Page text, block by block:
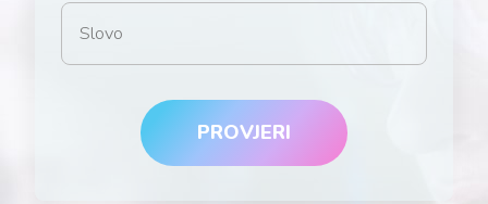
Slovo
PROVJERI